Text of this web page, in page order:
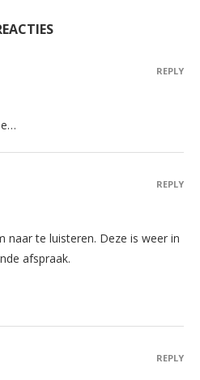
REPLY
naar te luisteren. Deze is weer in
afspraak.
REPLY
REPLY